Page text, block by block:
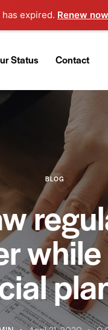
expired. Renew now
Status Contact
BLOG